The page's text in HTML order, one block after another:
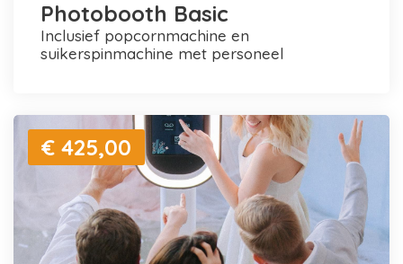
Photobooth Basic
inclusief popcornmachine en
suikerspinmachine met personeel
€ 425,00